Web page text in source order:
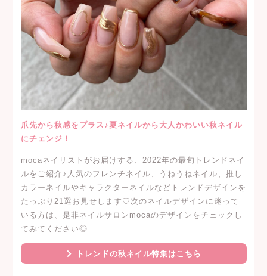
爪先から秋感をプラス♪夏ネイルから大人かわいい秋ネイル
にチェンジ！
mocaネイリストがお届けする、2022年の最旬トレンドネイ
ルをご紹介♪人気のフレンチネイル、うねうねネイル、推し
カラーネイルやキャラクターネイルなどトレンドデザインを
たっぷり21選お見せします♡次のネイルデザインに迷って
いる方は、是非ネイルサロンmocaのデザインをチェックし
てみてください◎
トレンドの秋ネイル特集はこちら